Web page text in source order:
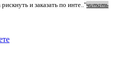
и заказать по инте.."читать